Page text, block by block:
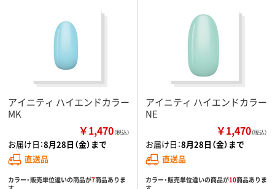
アイニティ ハイエンドカラー
MK
￥1,470（税込）
お届け日：8月28日（金）まで
直送品
カラー・販売単位違いの商品が7商品ありま
アイニティ ハイエンドカラー
NE
￥1,470（税込）
お届け日：8月28日（金）まで
直送品
カラー・販売単位違いの商品が10商品ありま